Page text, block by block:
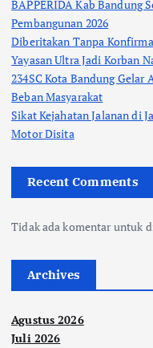
BAPPERIDA Kab Bandung
Pembangunan 2026
Diberitakan Tanpa
Yayasan Ultra Jadi Korban
234SC Kota Bandung Gelar
Beban Masyarakat
Sikat Kejahatan Jalanan di
Motor Disita
Recent Comments
Tidak ada komentar untuk
Archives
Agustus 2026
Juli 2026